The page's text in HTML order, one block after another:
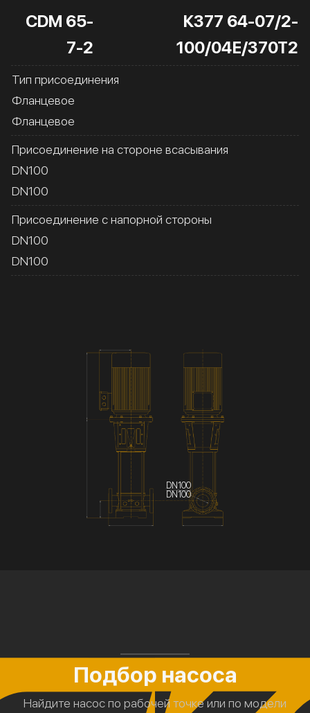
CDM 65-
7-2
К377 64-07/2-
100/04Е/370Т2
Тип присоединения
Фланцевое
Фланцевое
Присоединение на стороне всасывания
DN100
DN100
Присоединение с напорной стороны
DN100
DN100
DN100
DN100
Подбор насоса
Найдите насос по рабочей точке или по модели